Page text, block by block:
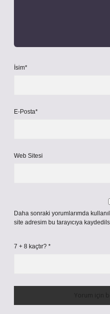
İsim*
E-Posta*
Web Sitesi
Daha sonraki yorumlarımda
site adresim bu tarayıcıya
7 + 8 kaçtır? *